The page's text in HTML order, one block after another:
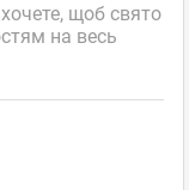
щоб свято
на весь